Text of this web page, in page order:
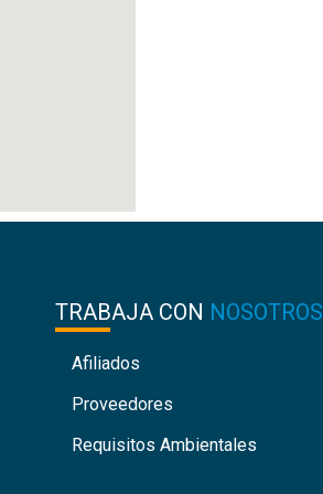
TRABAJA CON NOSOTROS
Afiliados
Proveedores
Requisitos Ambientales